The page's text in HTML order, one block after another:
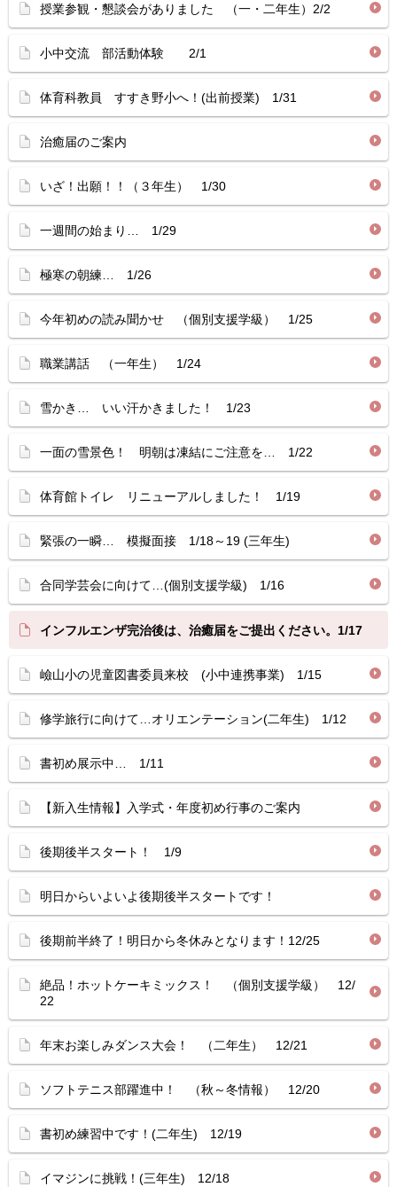
授業参観・懇談会がありました （一・二年生）2/2
小中交流 部活動体験 2/1
体育科教員 すすき野小へ！(出前授業) 1/31
治癒届のご案内
いざ！出願！！（３年生） 1/30
一週間の始まり… 1/29
極寒の朝練… 1/26
今年初めの読み聞かせ （個別支援学級） 1/25
職業講話 （一年生） 1/24
雪かき… いい汗かきました！ 1/23
一面の雪景色！ 明朝は凍結にご注意を… 1/22
体育館トイレ リニューアルしました！ 1/19
緊張の一瞬… 模擬面接 1/18～19 (三年生)
合同学芸会に向けて…(個別支援学級) 1/16
インフルエンザ完治後は、治癒届をご提出ください。1/17
嶮山小の児童図書委員来校 (小中連携事業) 1/15
修学旅行に向けて…オリエンテーション(二年生) 1/12
書初め展示中… 1/11
【新入生情報】入学式・年度初め行事のご案内
後期後半スタート！ 1/9
明日からいよいよ後期後半スタートです！
後期前半終了！明日から冬休みとなります！12/25
絶品！ホットケーキミックス！ （個別支援学級） 12/
22
年末お楽しみダンス大会！ （二年生） 12/21
ソフトテニス部躍進中！ （秋～冬情報） 12/20
書初め練習中です！(二年生) 12/19
イマジンに挑戦！(三年生) 12/18